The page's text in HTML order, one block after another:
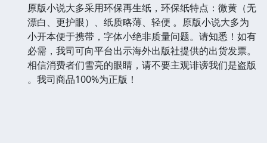
原版小说大多采用环保再生纸，环保纸特点：微黄（无
漂白、更护眼）、纸质略薄、轻便 。原版小说大多为
小开本便于携带，字体小绝非质量问题。请知悉！如有
必需，我司可向平台出示海外出版社提供的出货发票。
相信消费者们雪亮的眼睛，请不要主观诽谤我们是盗版
。我司商品100%为正版！